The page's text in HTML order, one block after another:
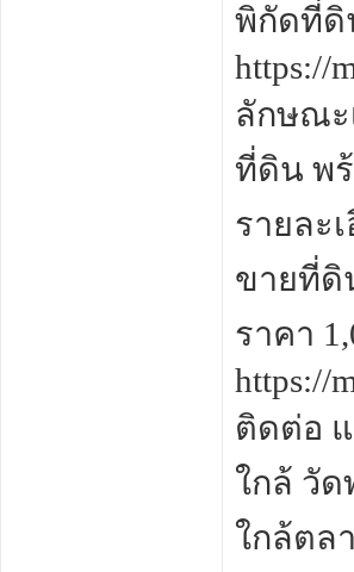
พิกัดที่ดิ
https://
ลักษณะ
ที่ดิน พ
รายละ
ขายที่ดิ
ราคา
https://
ติดต่อ แ
ใกล้ วั
ใกล้ตล